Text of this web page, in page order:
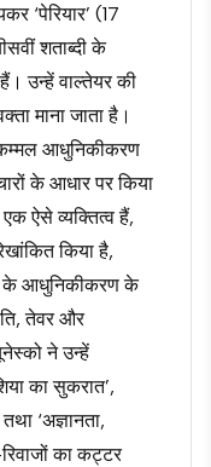
‘पेरियार’ (17
शताब्दी के
उन्हें वाल्तेयर की
माना जाता है।
आधुनिकीकरण
के आधार पर किया
ऐसे व्यक्तित्व हैं,
किया है,
के आधुनिकीकरण के
तेवर और
ने उन्हें
का सुकरात’,
‘अज्ञानता,
का कट्टर